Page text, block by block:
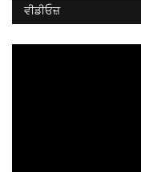
ਵੀਡੀਓਜ਼